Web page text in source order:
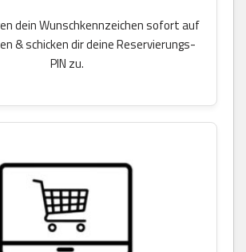
dein Wunschkennzeichen sofort auf
& schicken dir deine Reservierungs-
PIN zu.